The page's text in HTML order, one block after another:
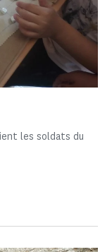
les soldats du